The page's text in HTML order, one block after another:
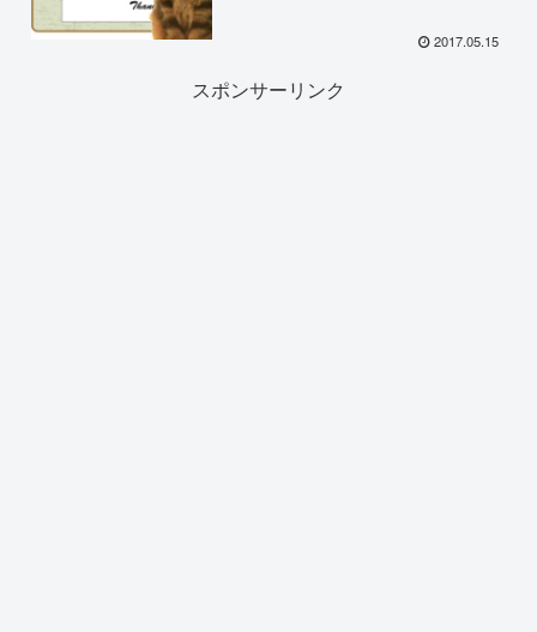
2017.05.15
スポンサーリンク